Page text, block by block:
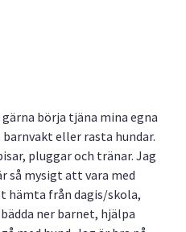
börja tjäna mina egna
eller rasta hundar.
pluggar och tränar. Jag
så mysigt att vara med
hämta från dagis/skola,
ner barnet, hjälpa